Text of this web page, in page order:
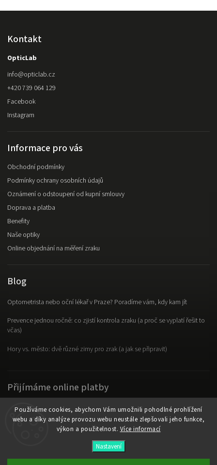
Používáme cookies, abychom Vám umožnili pohodlné prohlížení
webu a díky analýze provozu webu neustále zlepšovali jeho funkce,
výkon a použitelnost. Více informací
Nastavení
Kontakt
OpticLab
info@opticlab.cz
+420 739 064 129
Facebook
Instagram
Informace pro vás
Obchodní podmínky
Podmínky ochrany osobních údajů
Oznámení o odstoupení od kupní smlouvy
Doprava a platba
Benefity
Naše optiky
Online objednání na měření zraku
Blog
Optometrista nebo oční lékař v Praze? Poradíme vám, kdy kam jít
Prevence jednou ročně: co zjistí kontrola zraku (a proč se vyplatí řešit to
včas)
Hory vs. město: dvě různé zimy pro zrak (a jak se připravit)
Přijímáme online platby
OpticLab. Všechna práva vyhrazena.